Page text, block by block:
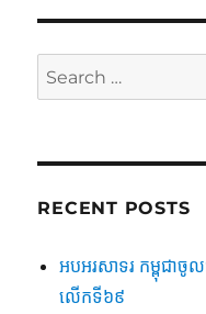
Search
for:
RECENT POSTS
អបអរសាទរ កម្ពុជាចូ
លើកទី៦៩